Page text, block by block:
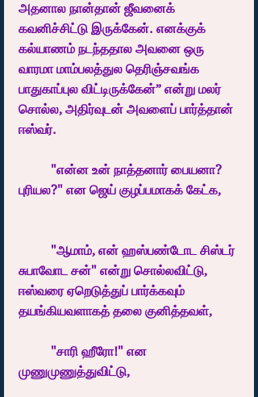
அதனால நான்தான் ஜீவனைக்
கவனிச்சிட்டு இருக்கேன். எனக்குக்
கல்யாணம் நடந்ததால அவனை ஒரு
வாரமா மாம்பலத்துல தெரிஞ்சவங்க
பாதுகாப்புல விட்டிருக்கேன்” என்று மலர்
சொல்ல, அதிர்வுடன் அவளைப் பார்த்தான்
ஈஸ்வர்.
புரியல?" என ஜெய் குழப்பமாகக் கேட்க,
சுபாவோட சன்" என்று சொல்லவிட்டு,
ஈஸ்வரை ஏறெடுத்துப் பார்க்கவும்
தயங்கியவளாகத் தலை குனித்தவள்,
முணுமுணுத்துவிட்டு,